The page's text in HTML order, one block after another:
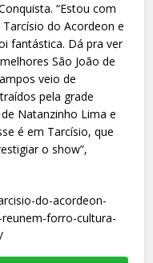
“Estou com
do Acordeon e
fantástica. Dá pra ver
São João de
veio de
pela grade
Natanzinho Lima e
é em Tarcísio, que
o show”,
do-acordeon-
forro-cultura-